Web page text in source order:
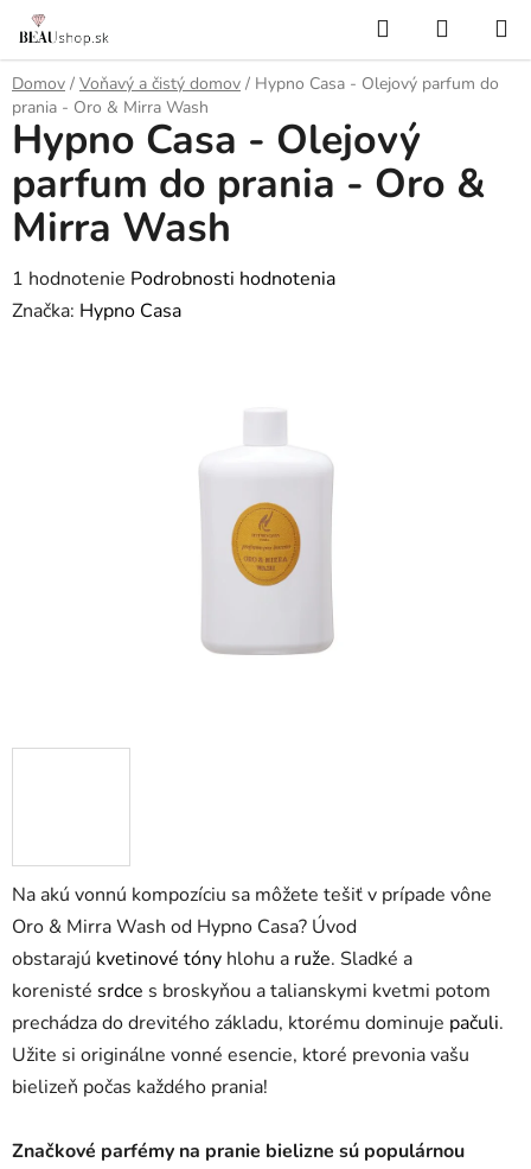
Prejsť
obsah
Hľadať
KOŠÍK
Domov / Voňavý a čistý domov / Hypno Casa - Olejový parfum do
prania - Oro & Mirra Wash
Na akú vonnú kompozíciu sa môžete tešiť v prípade vône
Oro & Mirra Wash od Hypno Casa? Úvod
obstarajú kvetinové tóny hlohu a ruže. Sladké a
korenisté srdce s broskyňou a talianskymi kvetmi potom
prechádza do drevitého základu, ktorému dominuje pačuli.
Užite si originálne vonné esencie, ktoré prevonia vašu
bielizeň počas každého prania!
Značkové parfémy na pranie bielizne sú populárnou
Hypno Casa - Olejový
parfum do prania - Oro &
Mirra Wash
Priemerné
hodnotenie
1 hodnotenie Podrobnosti hodnotenia
Značka: Hypno Casa